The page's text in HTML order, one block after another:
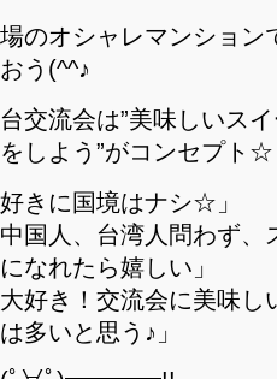
のオシャレマンション
う(^^♪
交流会は”美味しいス
しよう”がコンセプト☆
好きに国境はナシ☆」
中国人、台湾人問わず
なれたら嬉しい」
大好き！交流会に美味
多いと思う♪」